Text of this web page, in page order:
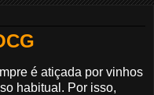
é atiçada por vinhos
habitual. Por isso,